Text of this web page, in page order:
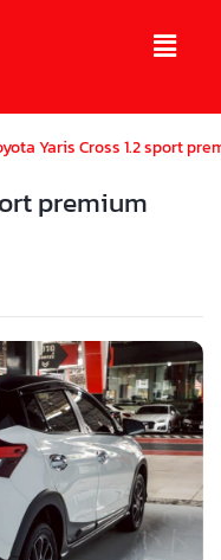
Yaris Cross 1.2 sport
premium